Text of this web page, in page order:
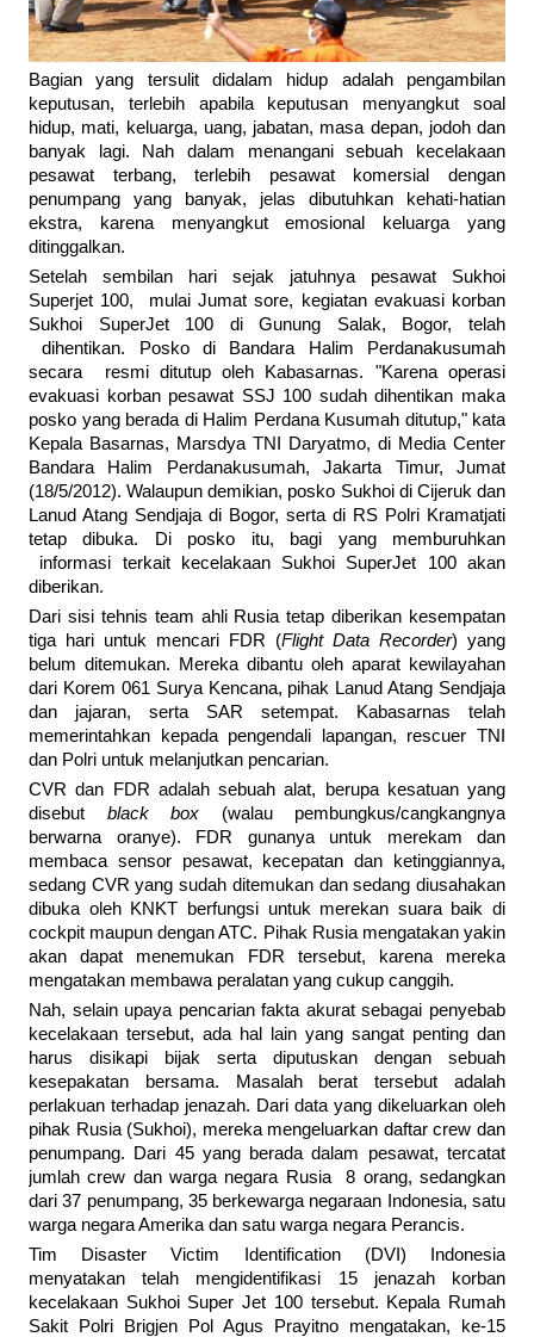
Bagian yang tersulit didalam hidup adalah pengambilan
keputusan, terlebih apabila keputusan menyangkut soal
hidup, mati, keluarga, uang, jabatan, masa depan, jodoh dan
banyak lagi. Nah dalam menangani sebuah kecelakaan
pesawat terbang, terlebih pesawat komersial dengan
penumpang yang banyak, jelas dibutuhkan kehati-hatian
ekstra, karena menyangkut emosional keluarga yang
ditinggalkan.
Setelah sembilan hari sejak jatuhnya pesawat Sukhoi
Superjet 100, mulai Jumat sore, kegiatan evakuasi korban
Sukhoi SuperJet 100 di Gunung Salak, Bogor, telah
dihentikan. Posko di Bandara Halim Perdanakusumah
secara resmi ditutup oleh Kabasarnas. "Karena operasi
evakuasi korban pesawat SSJ 100 sudah dihentikan maka
posko yang berada di Halim Perdana Kusumah ditutup," kata
Kepala Basarnas, Marsdya TNI Daryatmo, di Media Center
Bandara Halim Perdanakusumah, Jakarta Timur, Jumat
(18/5/2012). Walaupun demikian, posko Sukhoi di Cijeruk dan
Lanud Atang Sendjaja di Bogor, serta di RS Polri Kramatjati
tetap dibuka. Di posko itu, bagi yang memburuhkan
informasi terkait kecelakaan Sukhoi SuperJet 100 akan
diberikan.
Dari sisi tehnis team ahli Rusia tetap diberikan kesempatan
tiga hari untuk mencari FDR (Flight Data Recorder) yang
belum ditemukan. Mereka dibantu oleh aparat kewilayahan
dari Korem 061 Surya Kencana, pihak Lanud Atang Sendjaja
dan jajaran, serta SAR setempat. Kabasarnas telah
memerintahkan kepada pengendali lapangan, rescuer TNI
dan Polri untuk melanjutkan pencarian.
CVR dan FDR adalah sebuah alat, berupa kesatuan yang
disebut black box (walau pembungkus/cangkangnya
berwarna oranye). FDR gunanya untuk merekam dan
membaca sensor pesawat, kecepatan dan ketinggiannya,
sedang CVR yang sudah ditemukan dan sedang diusahakan
dibuka oleh KNKT berfungsi untuk merekan suara baik di
cockpit maupun dengan ATC. Pihak Rusia mengatakan yakin
akan dapat menemukan FDR tersebut, karena mereka
mengatakan membawa peralatan yang cukup canggih.
Nah, selain upaya pencarian fakta akurat sebagai penyebab
kecelakaan tersebut, ada hal lain yang sangat penting dan
harus disikapi bijak serta diputuskan dengan sebuah
kesepakatan bersama. Masalah berat tersebut adalah
perlakuan terhadap jenazah. Dari data yang dikeluarkan oleh
pihak Rusia (Sukhoi), mereka mengeluarkan daftar crew dan
penumpang. Dari 45 yang berada dalam pesawat, tercatat
jumlah crew dan warga negara Rusia 8 orang, sedangkan
dari 37 penumpang, 35 berkewarga negaraan Indonesia, satu
warga negara Amerika dan satu warga negara Perancis.
Tim Disaster Victim Identification (DVI) Indonesia
menyatakan telah mengidentifikasi 15 jenazah korban
kecelakaan Sukhoi Super Jet 100 tersebut. Kepala Rumah
Sakit Polri Brigjen Pol Agus Prayitno mengatakan, ke-15